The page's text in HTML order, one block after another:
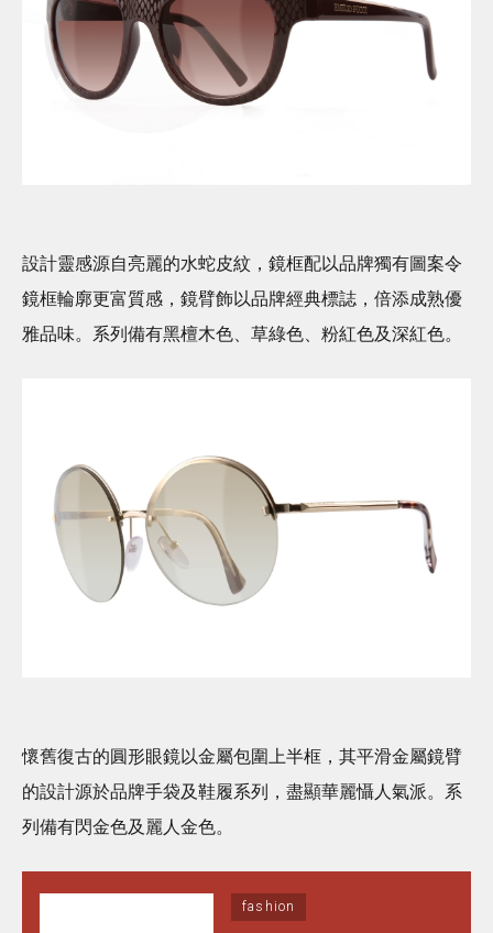
設計靈感源自亮麗的水蛇皮紋，鏡框配以品牌獨有圖案令
鏡框輪廓更富質感，鏡臂飾以品牌經典標誌，倍添成熟優
雅品味。系列備有黑檀木色、草綠色、粉紅色及深紅色。
懷舊復古的圓形眼鏡以金屬包圍上半框，其平滑金屬鏡臂
的設計源於品牌手袋及鞋履系列，盡顯華麗懾人氣派。系
列備有閃金色及麗人金色。
fashion